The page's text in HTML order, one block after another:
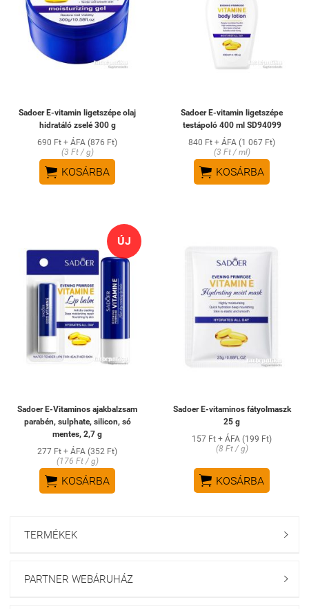
Sadoer E-vitamin ligetszépe olaj
hidratáló zselé 300 g
690 Ft + ÁFA (876 Ft)
(3 Ft / g)
 KOSÁRBA
Sadoer E-vitamin ligetszépe
testápoló 400 ml SD94099
840 Ft + ÁFA (1 067 Ft)
(3 Ft / ml)
 KOSÁRBA
ÚJ
Sadoer E-Vitaminos ajakbalzsam
parabén, sulphate, silicon, só
mentes, 2,7 g
277 Ft + ÁFA (352 Ft)
(176 Ft / g)
 KOSÁRBA
Sadoer E-vitaminos fátyolmaszk
25 g
157 Ft + ÁFA (199 Ft)
(8 Ft / g)
 KOSÁRBA
TERMÉKEK 
PARTNER WEBÁRUHÁZ 